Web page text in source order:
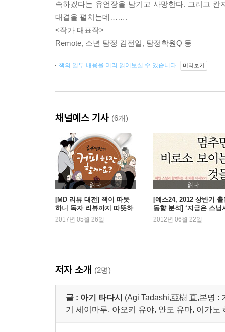
속하겠다는 유언장을 남기고 사망한다. 그리고
대결을 펼치는데…….
<작가 대표작>
Remote, 소년 탐정 김전일, 탐정학원Q 등
책의 일부 내용을 미리 읽어보실 수 있습니다. 미리보기
채널예스 기사 (6개)
읽다
[MD 리뷰 대전] 책이 따뜻
하니 독자 리뷰까지 따뜻하
다
2017년 05월 26일
읽다
[예스24, 2012 상반기 출
동향 분석] ‘지금은 스님
대’ 100위내 스님 저서
2012년 06월 22일
저자 소개 (2명)
글 : 아기 타다시
(Agi Tadashi,亞樹 直,본명 :
기 세이마루, 아오키 유야, 안도 유마, 이가노